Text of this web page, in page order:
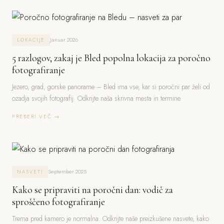
LOKACIJE Januar 2026
5 razlogov, zakaj je Bled popolna lokacija za poročno
fotografiranje
Jezero, grad, gorske panorame – Bled ima vse, kar si poročni par želi od
ozadja svojih fotografij. Odkrijte naša skrivna mesta in termine.
PREBERI VEČ →
NASVETI September 2025
Kako se pripraviti na poročni dan: vodič za
sproščeno fotografiranje
Trema pred kamero je normalna. Odkrijte naše preizkušene nasvete, kako